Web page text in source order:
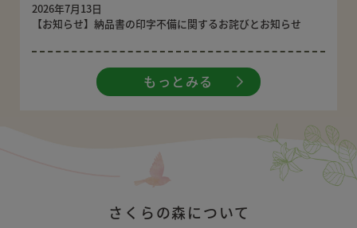
2026年7月13日
【お知らせ】納品書の印字不備に関するお詫びとお知らせ
もっとみる
さくらの森について